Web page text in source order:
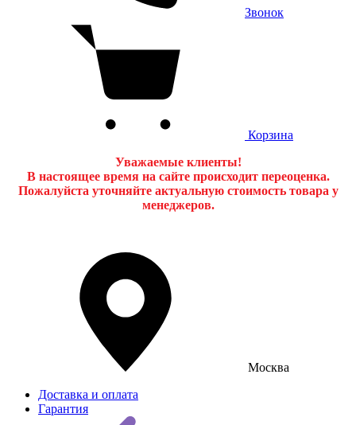
Звонок
Корзина
Уважаемые клиенты!
В настоящее время на сайте происходит переоценка.
Пожалуйста уточняйте актуальную стоимость товара у
менеджеров.
Москва
Доставка и оплата
Гарантия